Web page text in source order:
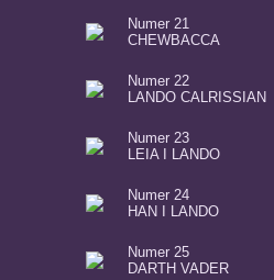
Numer 21
CHEWBACCA
Numer 22
LANDO CALRISSIAN
Numer 23
LEIA I LANDO
Numer 24
HAN I LANDO
Numer 25
DARTH VADER